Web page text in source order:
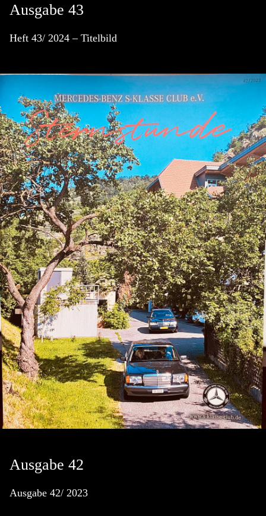
Ausgabe 43
Heft 43/ 2024 – Titelbild
Ausgabe 42
Ausgabe 42/ 2023